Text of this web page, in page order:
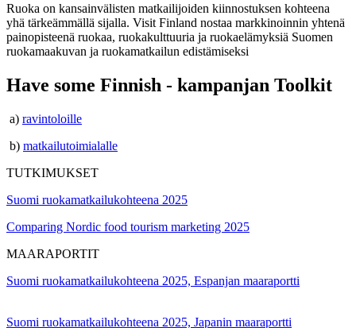
Ruoka on kansainvälisten matkailijoiden kiinnostuksen kohteena
yhä tärkeämmällä sijalla. Visit Finland nostaa markkinoinnin yhtenä
painopisteenä ruokaa, ruokakulttuuria ja ruokaelämyksiä Suomen
ruokamaakuvan ja ruokamatkailun edistämiseksi
Have some Finnish - kampanjan Toolkit
a) ravintoloille
b) matkailutoimialalle
TUTKIMUKSET
Suomi ruokamatkailukohteena 2025
Comparing Nordic food tourism marketing 2025
MAARAPORTIT
Suomi ruokamatkailukohteena 2025, Espanjan maaraportti
Suomi ruokamatkailukohteena 2025, Japanin maaraportti